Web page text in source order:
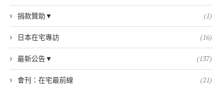
捐款贊助▼ (1)
日本在宅專訪 (16)
最新公告▼ (137)
會刊：在宅最前線 (21)